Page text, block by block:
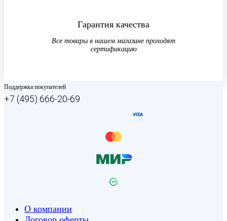
Гарантия качества
Все товары в нашем магазине проходят
сертификацию
Поддержка покупателей
+7 (495) 666-20-69
О компании